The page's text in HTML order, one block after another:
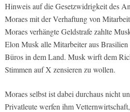
Hinweis auf die Gesetzwidrigkeit des
Moraes mit der Verhaftung von
Moraes verhängte Geldstrafe zahlte
Elon Musk alle Mitarbeiter aus
Büros in dem Land. Musk wirft dem
Stimmen auf X zensieren zu wollen.
Moraes selbst ist dabei durchaus nicht
Privatleute werfen ihm